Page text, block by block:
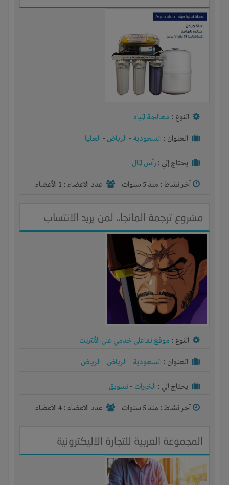
النوع : معالجة المياه
العنوان : السعودية - الرياض - العليا
يحتاج إلي : رأس المال
آخر نشاط : منذ 5 سنوات عدد الاعضاء : 1 الأعضاء
مشروع ترجمة المانجا.. لمن يريد الانتساب
النوع : موقع تفاعلى خدمي على الأنترنت
العنوان : السعودية - الرياض - الرياض
يحتاج إلي : الخبرات - تسويق
آخر نشاط : منذ 5 سنوات عدد الاعضاء : 4 الأعضاء
المجموعة العربية للتجارة الاليكترونية